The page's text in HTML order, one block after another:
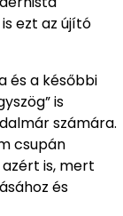
ezt az újító
és a későbbi
is
számára.
csupán
is, mert
és